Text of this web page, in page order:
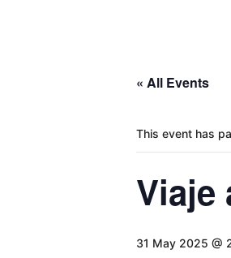
« All Events
This event has
Viaje
31 May 2025 @